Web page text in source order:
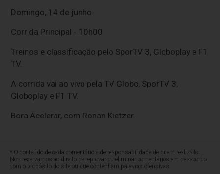
Domingo, 14 de junho
Corrida Principal - 10h00
Treinos e classificação pelo SporTV 3, Globoplay e F1
TV.
A corrida vai ao vivo pela TV Globo, SporTV 3,
Globoplay e F1 TV.
Bora Acelerar, com Ronan Kietzer.
* O conteúdo de cada comentário é de responsabilidade de quem realizá-lo.
Nos reservamos ao direito de reprovar ou eliminar comentários em desacordo
com o propósito do site ou que contenham palavras ofensivas.